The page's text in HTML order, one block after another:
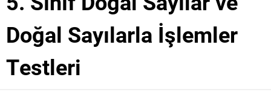
Doğal Sayılarla İşlemler
Testleri